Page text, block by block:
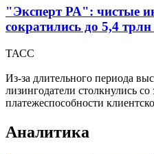
"Эксперт РА": чистые
сократились до 5,4
ТАСС
Из-за длительного периода
лизингодатели столкнулись
платежеспособности
Аналитика